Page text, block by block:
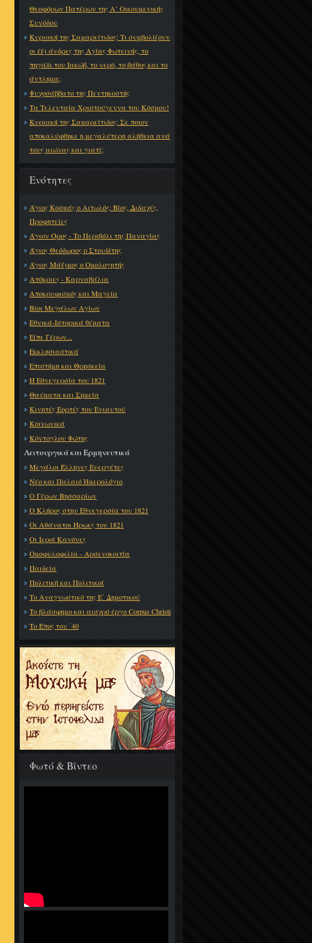
Θεoφόρων Πατέρων της Α’ Οικουμενικής
Συνόδου
Κυριακή της Σαμαρείτιδος: Τι συμβολίζουν
οι έξι άνδρες της Αγίας Φωτεινής, το
πηγάδι του Ιακώβ, το νερό, το βάθος και το
άντλημα;
Ψυχοσάββατο της Πεντηκοστής
Τα Τελευταία Χριστούγεννα του Κόσμου!
Κυριακή της Σαμαρείτιδος: Σε ποιον
αποκαλύφθηκε η μεγαλύτερη αλήθεια ανά
τους αιώνας και γιατί;
Ενότητες
Άγιος Κοσμάς ο Αιτωλός: Βίος, Διδαχές,
Προφητείες
Άγιον Όρος - Το Περιβόλι της Παναγίας
Άγιος Θεόδωρος ο Στουδίτης
Άγιος Μάξιμος ο Ομολογητής
Απόκριες - Καρναβάλια
Αποκρυφισμός και Μαγεία
Βίοι Μεγάλων Αγίων
Εθνικά-Ιστορικά θέματα
Είπε Γέρων...
Εκκλησιαστικά
Επιστήμη και Θρησκεία
Η Εθνεγερσία του 1821
Θαύματα και Σημεία
Κινητές Εορτές του Ενιαυτού
Κοινωνικά
Κόντογλου Φώτης
Λειτουργικά και Ερμηνευτικά
Μεγάλοι Έλληνες Ευεργέτες
Νέο και Παλαιό Ημερολόγιο
Ο Γέρων Βησσαρίων
Ο Κλήρος στην Εθνεγερσία του 1821
Οι Αθάνατοι Ήρωες του 1821
Οι Ιεροί Κανόνες
Ομοφυλοφιλία - Αρσενοκοιτία
Παιδεία
Πολιτική και Πολιτικοί
Το Αναγνωστικό της Ε΄ Δημοτικού
Το βλάσφημο και αισχρό έργο Corpus Christi
Το Έπος του ΄40
Φωτό & Βίντεο